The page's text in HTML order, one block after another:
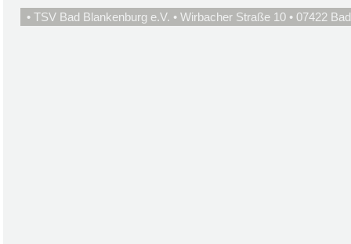
• TSV Bad Blankenburg e.V. • Wirbacher Straße 10 • 07422